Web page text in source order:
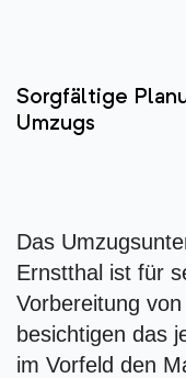
Sorgfältige
Umzugs
Das
Ernstthal ist für
Vorbereitung
besichtigen das
im Vorfeld den